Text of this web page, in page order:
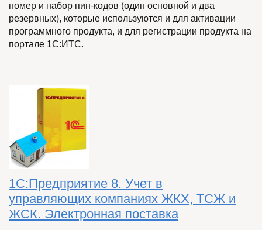
номер и набор пин-кодов (один основной и два
резервных), которые используются и для активации
программного продукта, и для регистрации продукта на
портале 1С:ИТС.
1С:Предприятие 8. Учет в
управляющих компаниях ЖКХ, ТСЖ и
ЖСК. Электронная поставка